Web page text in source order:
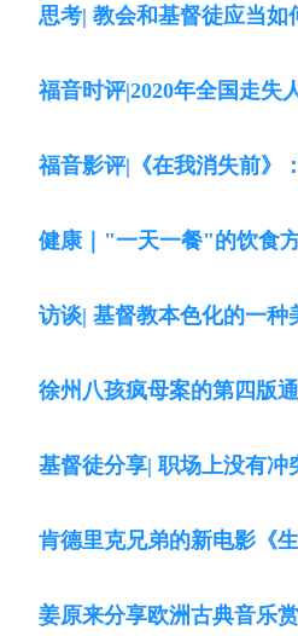
思考| 教会和基督徒应当如
福音时评|2020年全国走失
福音影评|《在我消失前》
健康｜"一天一餐"的饮食
访谈| 基督教本色化的一
徐州八孩疯母案的第四版
基督徒分享| 职场上没有冲
肯德里克兄弟的新电影《
姜原来分享欧洲古典音乐